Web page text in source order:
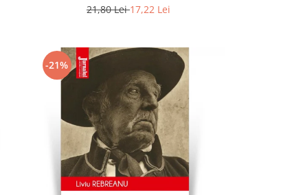
21,80 Lei17,22 Lei
-21%